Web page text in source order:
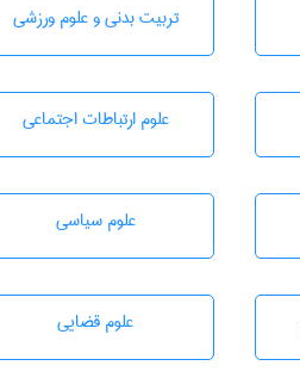
تربيت بدنی و علوم ورزشی
علوم ارتباطات اجتماعی
علوم سياسی
علوم قضایی